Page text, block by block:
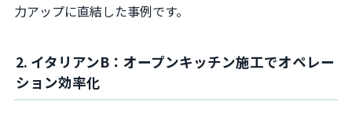
力アップに直結した事例です。
2. イタリアンB：オープンキッチン施工でオペレー
ション効率化